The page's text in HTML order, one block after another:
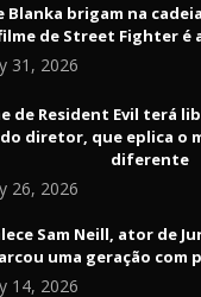
Blanka brigam na
de Street Fighter é
31, 2026
de Resident Evil terá
do diretor, que eplica o
diferente
26, 2026
Sam Neill, ator de
uma geração com
14, 2026